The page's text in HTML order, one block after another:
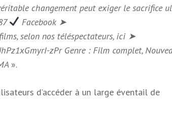
changement peut exiger le sacrifice
Facebook ➤
selon nos téléspectateurs, ici ➤
zPr Genre : Film complet,
».
d’accéder à un large éventail de